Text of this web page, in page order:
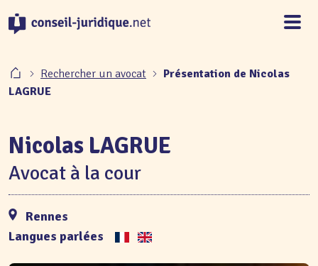
Rechercher un avocat
Présentation de Nicolas
LAGRUE
Nicolas LAGRUE
Avocat à la cour
Rennes
Langues parlées